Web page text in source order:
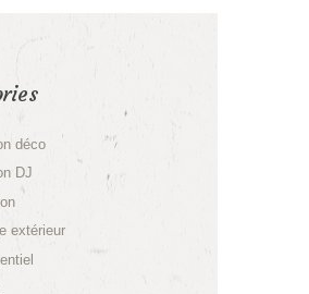
déco
DJ
extérieur